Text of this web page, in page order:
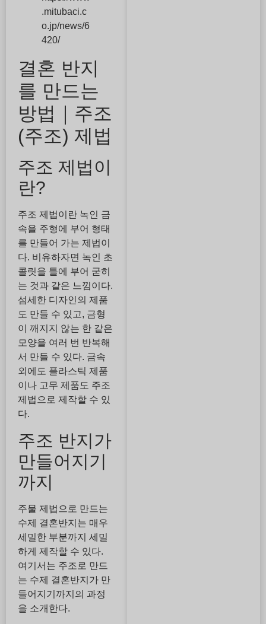
.mitubaci.c
o.jp/news/6
420/
결혼 반지
를 만드는
방법｜주조
(주조) 제법
주조 제법이
란?
주조 제법이란 녹인 금
속을 주형에 부어 형태
를 만들어 가는 제법이
다. 비유하자면 녹인 초
콜릿을 틀에 부어 굳히
는 것과 같은 느낌이다.
섬세한 디자인의 제품
도 만들 수 있고, 금형
이 깨지지 않는 한 같은
모양을 여러 번 반복해
서 만들 수 있다. 금속
외에도 플라스틱 제품
이나 고무 제품도 주조
제법으로 제작할 수 있
다.
주조 반지가
만들어지기
까지
주물 제법으로 만드는
수제 결혼반지는 매우
세밀한 부분까지 세밀
하게 제작할 수 있다.
여기서는 주조로 만드
는 수제 결혼반지가 만
들어지기까지의 과정
을 소개한다.